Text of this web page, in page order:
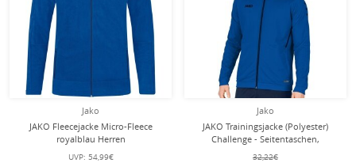
Jako
JAKO Fleecejacke Micro-Fleece
royalblau Herren
UVP: 54,99€
Jako
JAKO Trainingsjacke (Polyester)
Challenge - Seitentaschen,
moderner Look - royalblau Herren
32,22€